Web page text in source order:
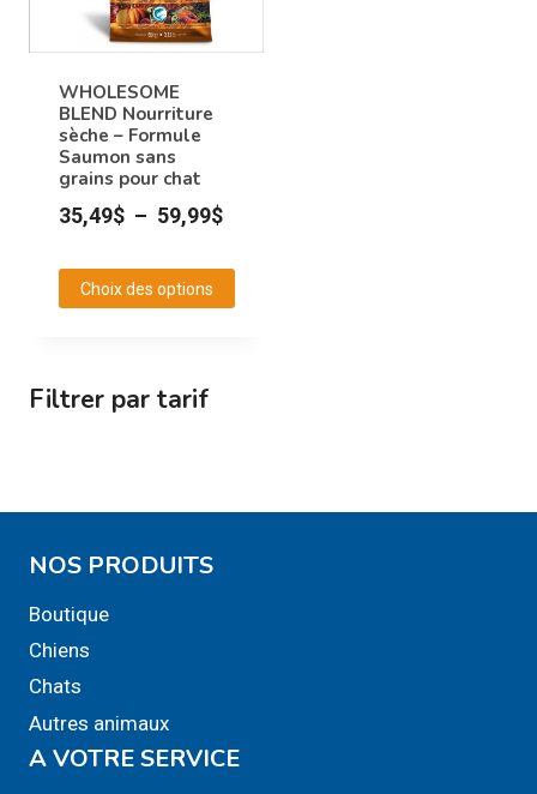
Les
options
peuvent
être
choisies
sur
la
produit
WHOLESOME
BLEND Nourriture
sèche – Formule
Saumon sans
grains pour chat
35,49$ – 59,99$Plage
35,49$
Choix des options
a
plusieurs
options
choisies
sur
la
page
du
Filtrer par tarif
NOS PRODUITS
Boutique
Chiens
Chats
Autres animaux
A VOTRE SERVICE